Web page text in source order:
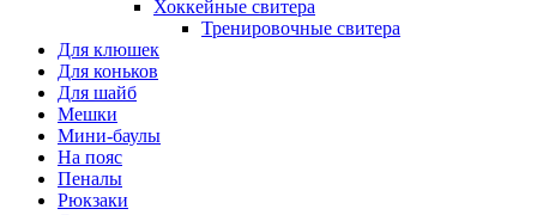
Хоккейные свитера
Тренировочные свитера
Для клюшек
Для коньков
Для шайб
Мешки
Мини-баулы
На пояс
Пеналы
Рюкзаки